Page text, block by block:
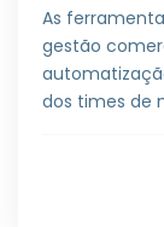
As
gestão
dos times de